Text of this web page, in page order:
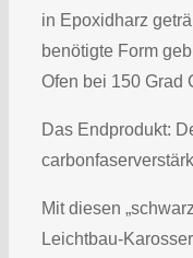
in Epoxidharz
benötigte Form
Ofen bei 150 Grad
Das Endprodukt:
Mit diesen
Leichtbau-